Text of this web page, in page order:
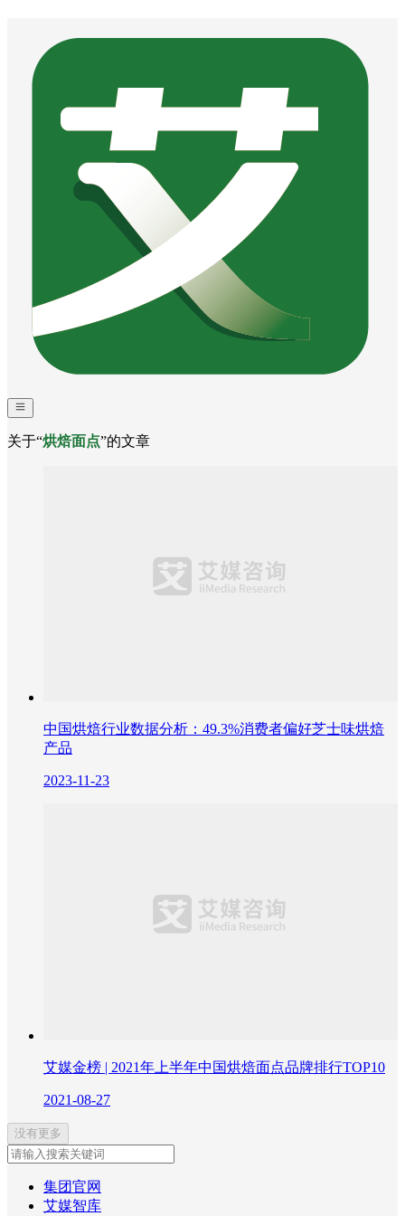
关于“烘焙面点”的文章
中国烘焙行业数据分析：49.3%消费者偏好芝士味烘焙
产品
2023-11-23
艾媒金榜 | 2021年上半年中国烘焙面点品牌排行TOP10
2021-08-27
没有更多
集团官网
艾媒智库